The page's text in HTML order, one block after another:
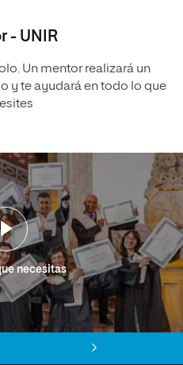
- UNIR
Un mentor realizará un
y te ayudará en todo lo que
necesitas